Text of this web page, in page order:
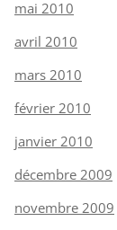
mai 2010
avril 2010
mars 2010
février 2010
janvier 2010
décembre 2009
novembre 2009